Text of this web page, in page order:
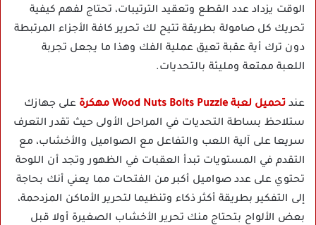
الوقت يزداد عدد القطع وتعقيد الترتيبات، تحتاج لفهم كيفية
تحريك كل صامولة بطريقة تتيح لك تحرير كافة الأجزاء المرتبطة
دون ترك أية عقبة تعيق عملية الفك وهذا ما يجعل تجربة
اللعبة ممتعة ومليئة بالتحديات.
عند تحميل لعبة Wood Nuts Bolts Puzzle مهكرة
على جهازك
ستلاحظ بساطة التحديات في المراحل الأولى حيث تقدر التعرف
سريعا على آلية اللعب والتفاعل مع الصواميل والأخشاب، مع
التقدم في المستويات تبدأ العقبات في الظهور وتجد أن اللوحة
تحتوي على عدد صواميل أكبر من الفتحات مما يعني أنك بحاجة
إلى التفكير بطريقة أكثر ذكاء وتنظيما لتحرير الأماكن المزدحمة،
بعض الألواح بتحتاج منك تحرير الأخشاب الصغيرة أولا قبل